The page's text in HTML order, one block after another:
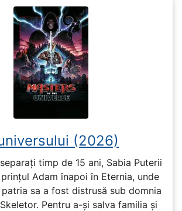
(2026)
timp de 15 ani, Sabia Puterii
Adam înapoi în Eternia, unde
sa a fost distrusă sub domnia
Pentru a-și salva familia și